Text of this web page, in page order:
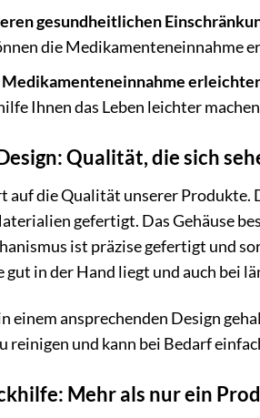
gesundheitlichen
die Medikamenteneinnahme
Medikamenteneinnahme
Ihnen das Leben leichter
Qualität, die sich
auf die Qualität unserer Produkte.
gefertigt. Das Gehäuse
ist präzise gefertigt und
gut in der Hand liegt und auch bei
einem ansprechenden Design
reinigen und kann bei Bedarf
Mehr als nur ein